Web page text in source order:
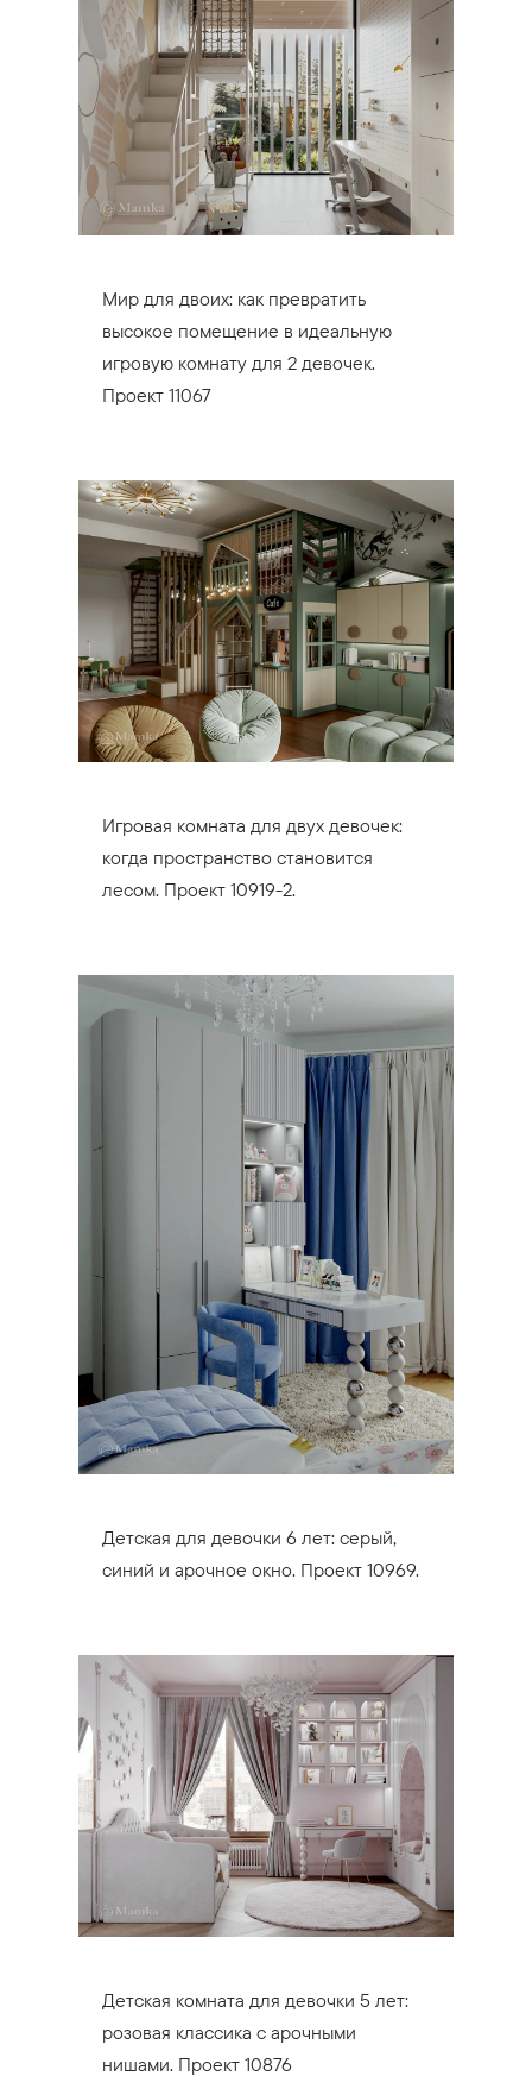
Мир для двоих: как превратить
высокое помещение в идеальную
игровую комнату для 2 девочек.
Проект 11067
Игровая комната для двух девочек:
когда пространство становится
лесом. Проект 10919-2.
Детская для девочки 6 лет: серый,
синий и арочное окно. Проект 10969.
Детская комната для девочки 5 лет:
розовая классика с арочными
нишами. Проект 10876